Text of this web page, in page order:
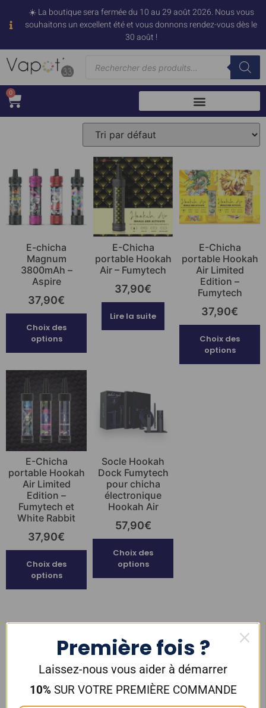
☀️ La boutique sera fermée du 10 au 29 août 2026. Nous vous
souhaitons un excellent été et vous donnons rendez-vous dès le
30 août !
0
Contenance
E-chicha
Magnum
3800mAh –
Aspire
37,90€
Choix des
options
E-Chicha
portable Hookah
Air – Fumytech
37,90€
Lire la suite
E-Chicha
portable Hookah
Air Limited
Edition –
Fumytech
37,90€
Choix des
options
E-Chicha
portable Hookah
Air Limited
Edition –
Fumytech et
White Rabbit
37,90€
Choix des
options
Socle Hookah
Dock Fumytech
pour chicha
électronique
Hookah Air
57,90€
Choix des
options
Première fois ?
Laissez-nous vous aider à démarrer
10%SUR VOTRE PREMIÈRE COMMANDE